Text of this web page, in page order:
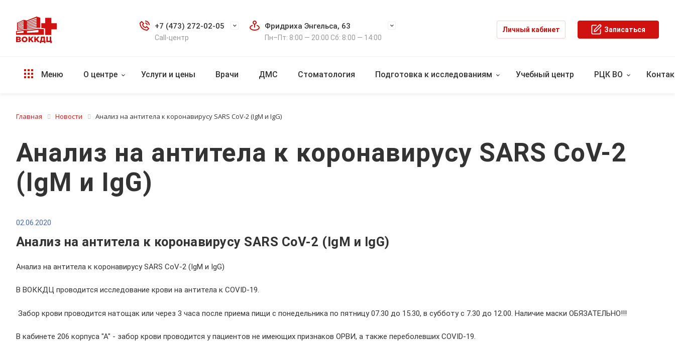
+7 (473) 272-02-05
Call-центр
Фридриха Энгельса, 63
Пн–Пт: 8:00 — 20:00 Сб: 8:00 — 14:00
Личный кабинет Записаться
Меню О центре Услуги и цены Врачи ДМС Стоматология Подготовка к исследованиям Учебный центр РЦК ВО
Главная Новости Анализ на антитела к коронавирусу SARS CoV-2 (IgM и IgG)
Анализ на антитела к коронавирусу SARS CoV-2
(IgM и IgG)
02.06.2020
Анализ на антитела к коронавирусу SARS CoV-2 (IgM и IgG)
Анализ на антитела к коронавирусу SARS CoV-2 (IgM и IgG)
В ВОККДЦ проводится исследование крови на антитела к COVID-19.
Забор крови проводится натощак или через 3 часа после приема пищи с понедельника по пятницу 07.30 до 15.30, в субботу с 7.30 до 12.00. Наличие маски ОБЯЗАТЕЛЬНО!!!
В кабинете 206 корпуса "А" - забор крови проводится у пациентов не имеющих признаков ОРВИ, а также переболевших COVID-19.